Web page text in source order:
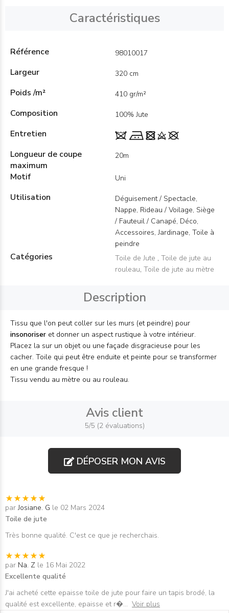
Caractéristiques
Référence 98010017
Largeur 320 cm
Poids /m² 410 gr/m²
Composition 100% Jute
Entretien
Longueur de coupe
maximum
20m
Motif Uni
Utilisation
Déguisement / Spectacle,
Nappe, Rideau / Voilage, Siège
/ Fauteuil / Canapé, Déco,
Accessoires, Jardinage, Toile à
peindre
Catégories Toile de Jute , Toile de jute au
rouleau, Toile de jute au mètre
Description
Tissu que l'on peut coller sur les murs (et peindre) pour
insonoriser et donner un aspect rustique à votre intérieur.
Placez la sur un objet ou une façade disgracieuse pour les
cacher. Toile qui peut être enduite et peinte pour se transformer
en une grande fresque !
Tissu vendu au mètre ou au rouleau.
Avis client
5/5 (2 évaluations)
DÉPOSER MON AVIS
parJosiane. G le 02 Mars 2024
Toile de jute
Très bonne qualité. C'est ce que je recherchais.
par Na. Z le 16 Mai 2022
Excellente qualité
J'ai acheté cette epaisse toile de jute pour faire un tapis brodé, la
qualité est excellente, epaisse et r�... Voir plus